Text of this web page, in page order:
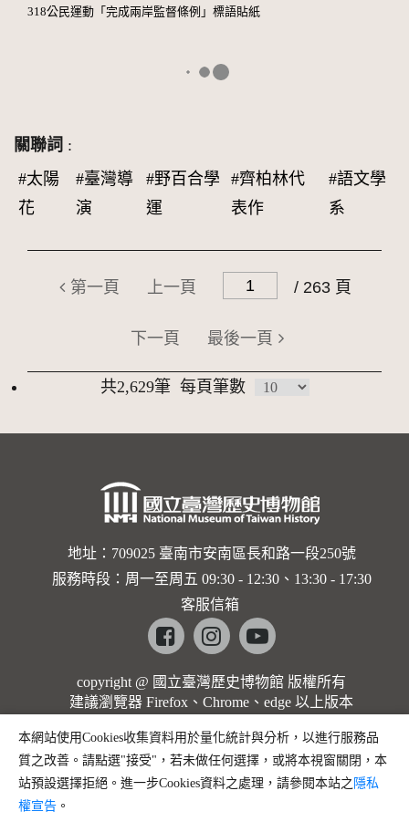
318公民運動「完成兩岸監督條例」標語貼紙
關聯詞 :
#太陽
花
#臺灣導
演
#野百合學
運
#齊柏林代
表作
#語文學
系
第一頁 上一頁 / 263 頁
下一頁 最後一頁
共2,629筆 每頁筆數
地址：709025 臺南市安南區長和路一段250號
服務時段：周一至周五 09:30 - 12:30、13:30 - 17:30
客服信箱
Facebookinstagramyoutube
copyright @ 國立臺灣歷史博物館 版權所有
建議瀏覽器 Firefox、Chrome、edge 以上版本
本網站使用Cookies收集資料用於量化統計與分析，以進行服務品
質之改善。請點選"接受"，若未做任何選擇，或將本視窗關閉，本
站預設選擇拒絕。進一步Cookies資料之處理，請參閱本站之 隱私
權宣告 。